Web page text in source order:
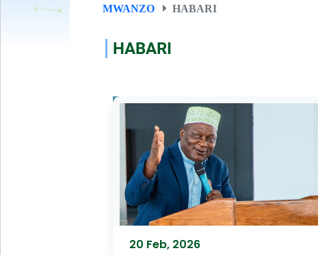
MWANZO HABARI
HABARI
20 Feb, 2026